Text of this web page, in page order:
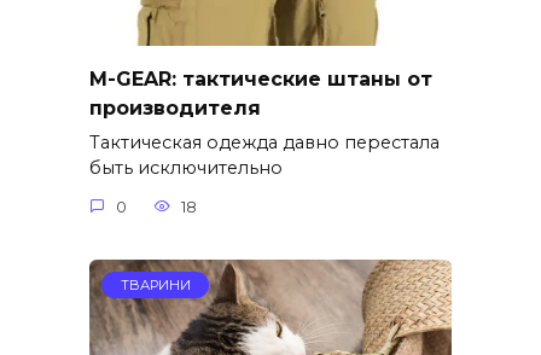
M-GEAR: тактические штаны от
производителя
Тактическая одежда давно перестала
быть исключительно
0 18
ТВАРИНИ